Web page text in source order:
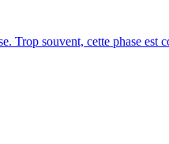
Trop souvent, cette phase